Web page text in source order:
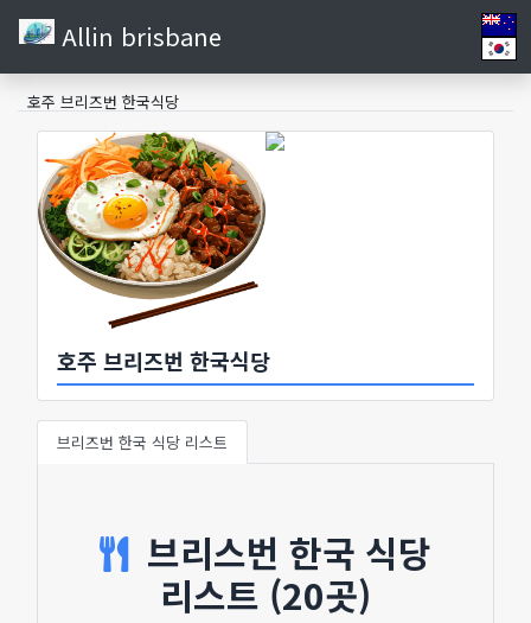
Allin brisbane
호주 브리즈번 한국식당
호주 브리즈번 한국식당
브리즈번 한국 식당 리스트
브리스번 한국 식당
리스트 (20곳)